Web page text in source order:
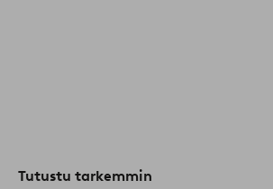
Tutustu tarkemmin